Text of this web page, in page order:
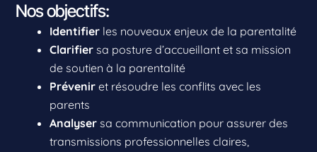
Nos objectifs:
Identifier les nouveaux enjeux de la parentalité
Clarifier sa posture d’accueillant et sa mission
de soutien à la parentalité
Prévenir et résoudre les conflits avec les
parents
Analyser sa communication pour assurer des
transmissions professionnelles claires,